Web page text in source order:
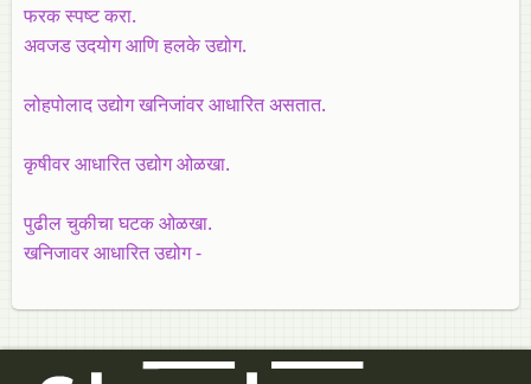
फरक स्पष्ट करा.
अवजड उदयोग आणि हलके उद्योग.
लोहपोलाद उद्योग खनिजांवर आधारित असतात.
कृषीवर आधारित उद्योग ओळखा.
पुढील चुकीचा घटक ओळखा.
खनिजावर आधारित उद्योग -